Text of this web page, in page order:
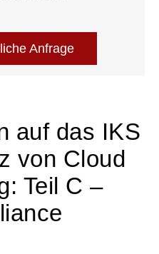
Anfrage
auf das IKS
von Cloud
Teil C –